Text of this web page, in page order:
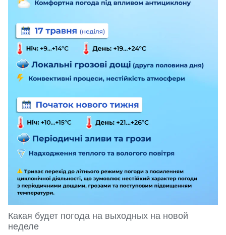
Какая будет погода на выходных на новой
неделе